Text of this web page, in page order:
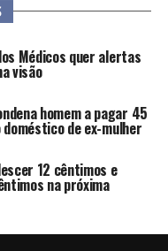
Médicos quer alertas
visão
homem a pagar 45
de ex-mulher
12 cêntimos e
na próxima